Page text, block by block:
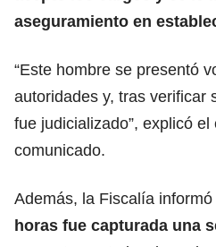
aseguramiento en
“Este hombre se presentó
autoridades y, tras verificar
fue judicializado”, explicó
comunicado.
Además, la Fiscalía informó
horas fue capturada una